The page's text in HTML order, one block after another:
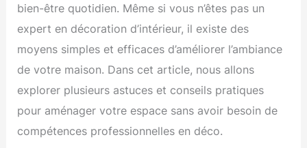
bien-être quotidien. Même si vous n’êtes pas un
expert en décoration d’intérieur, il existe des
moyens simples et efficaces d’améliorer l’ambiance
de votre maison. Dans cet article, nous allons
explorer plusieurs astuces et conseils pratiques
pour aménager votre espace sans avoir besoin de
compétences professionnelles en déco.